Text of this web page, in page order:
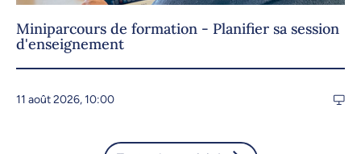
Miniparcours de formation - Planifier sa session
d'enseignement
11 août 2026, 10:00